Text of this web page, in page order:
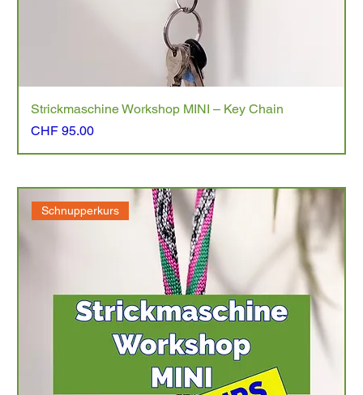
Strickmaschine Workshop MINI – Key Chain
Preis
CHF 95.00
Schnupperkurs